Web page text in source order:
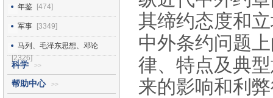
年鉴 [474]
军事 [3349]
马列、毛泽东思想、邓论
[2326]
科学 >>
帮助中心 >>
其缔约态度和
中外条约问题
律、特点及典
来的影响和利